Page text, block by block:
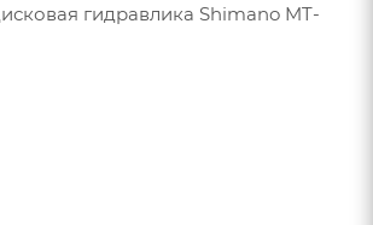
гидравлика Shimano MT-